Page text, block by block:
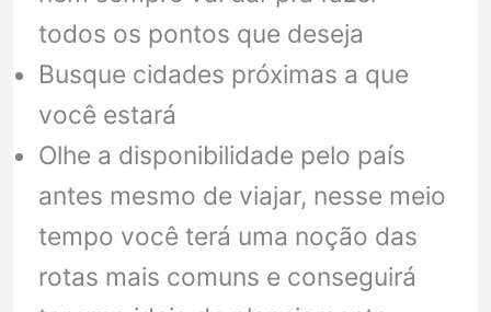
todos os pontos que deseja
Busque cidades próximas a que
você estará
Olhe a disponibilidade pelo país
antes mesmo de viajar, nesse meio
tempo você terá uma noção das
rotas mais comuns e conseguirá